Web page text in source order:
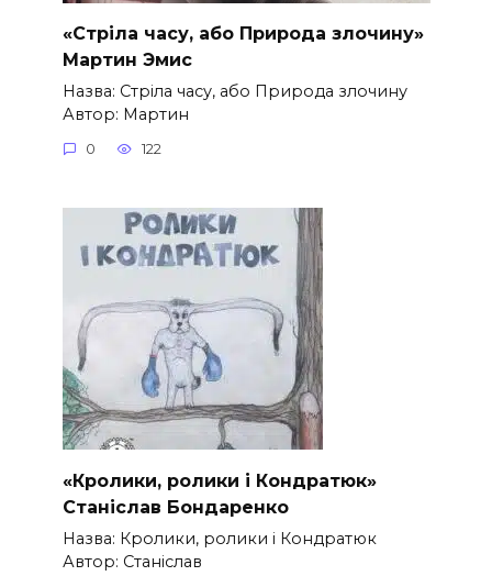
«Стріла часу, або Природа злочину»
Мартин Эмис
Назва: Стріла часу, або Природа злочину
Автор: Мартин
0 122
«Кролики, ролики і Кондратюк»
Станіслав Бондаренко
Назва: Кролики, ролики і Кондратюк
Автор: Станіслав